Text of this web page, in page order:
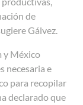
de
Gálvez.
y México
necesaria e
para recopilar
declarado que